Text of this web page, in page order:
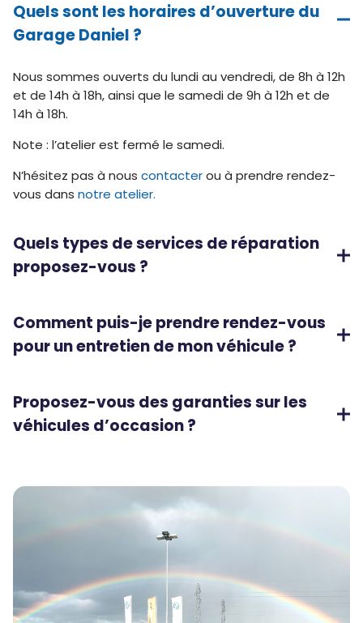
Quels sont les horaires d’ouverture du
Garage Daniel ?
Nous sommes ouverts du lundi au vendredi, de 8h à 12h
et de 14h à 18h, ainsi que le samedi de 9h à 12h et de
14h à 18h.
Note : l’atelier est fermé le samedi.
N’hésitez pas à nous contacterou à prendre rendez-
vous dans notre atelier.
Quels types de services de réparation
proposez-vous ?
Comment puis-je prendre rendez-vous
pour un entretien de mon véhicule ?
Proposez-vous des garanties sur les
véhicules d’occasion ?